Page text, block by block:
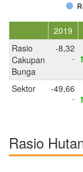
2019
Rasio
Cakupan
Bunga
-8,32
-
Sektor -49,66
-
Rasio